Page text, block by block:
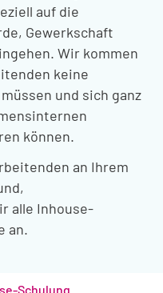
auf die
Gewerkschaft
Wir kommen
keine
und sich ganz
können.
an Ihrem
alle Inhouse-
an.
Schulung